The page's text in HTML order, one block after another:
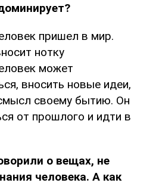
пришел в мир.
нотку
может
вносить новые идеи,
своему бытию. Он
от прошлого и идти в
о вещах, не
человека. А как